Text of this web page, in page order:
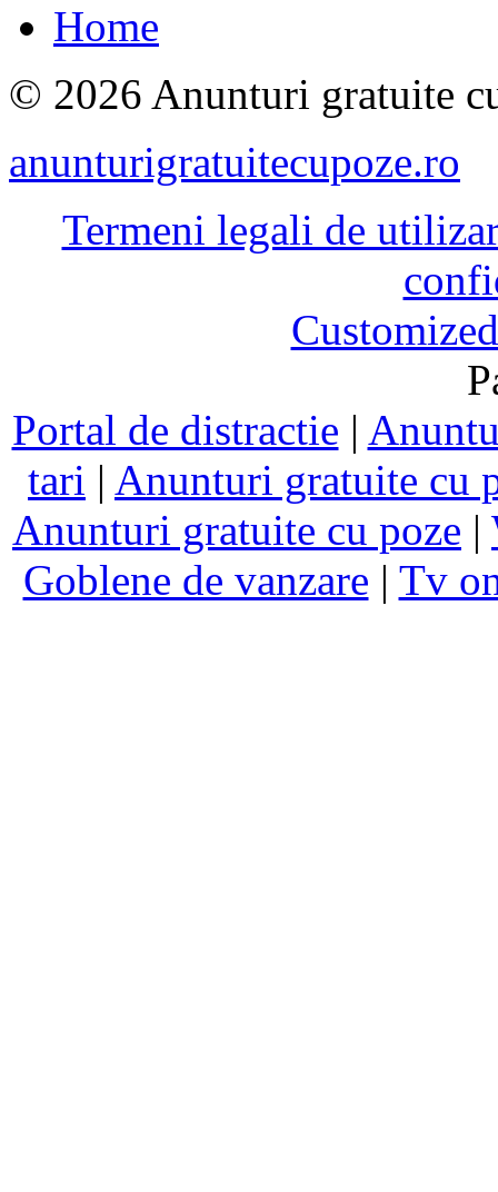
Home
© 2026 Anunturi gratuite
anunturigratuitecupoze.ro
Termeni legali de
Portal de distractie |
tari | Anunturi gratuite cu
Anunturi gratuite cu poze |
Goblene de vanzare | Tv